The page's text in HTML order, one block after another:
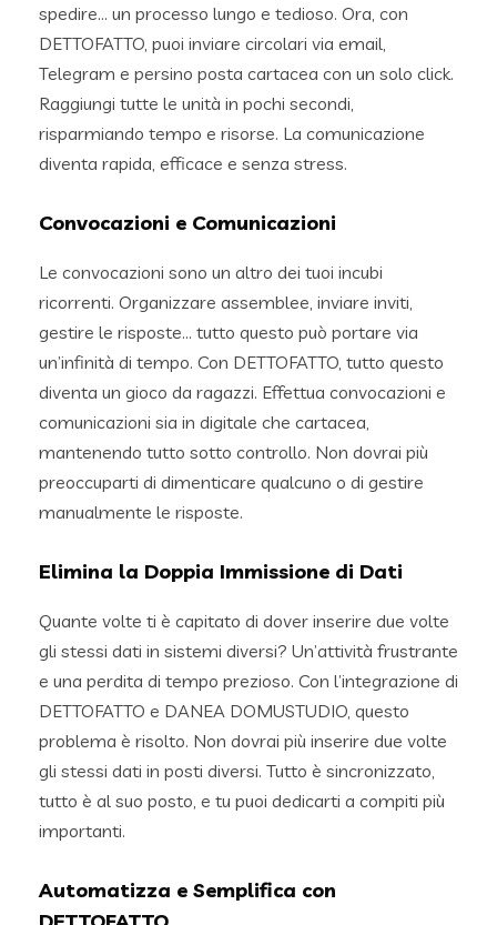
spedire… un processo lungo e tedioso. Ora, con
DETTOFATTO, puoi inviare circolari via email,
Telegram e persino posta cartacea con un solo click.
Raggiungi tutte le unità in pochi secondi,
risparmiando tempo e risorse. La comunicazione
diventa rapida, efficace e senza stress.
Convocazioni e Comunicazioni
Le convocazioni sono un altro dei tuoi incubi
ricorrenti. Organizzare assemblee, inviare inviti,
gestire le risposte… tutto questo può portare via
un’infinità di tempo. Con DETTOFATTO, tutto questo
diventa un gioco da ragazzi. Effettua convocazioni e
comunicazioni sia in digitale che cartacea,
mantenendo tutto sotto controllo. Non dovrai più
preoccuparti di dimenticare qualcuno o di gestire
manualmente le risposte.
Elimina la Doppia Immissione di Dati
Quante volte ti è capitato di dover inserire due volte
gli stessi dati in sistemi diversi? Un’attività frustrante
e una perdita di tempo prezioso. Con l’integrazione di
DETTOFATTO e DANEA DOMUSTUDIO, questo
problema è risolto. Non dovrai più inserire due volte
gli stessi dati in posti diversi. Tutto è sincronizzato,
tutto è al suo posto, e tu puoi dedicarti a compiti più
importanti.
Automatizza e Semplifica con